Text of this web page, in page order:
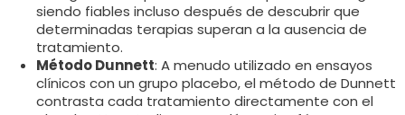
siendo fiables incluso después de descubrir que
determinadas terapias superan a la ausencia de
tratamiento.
Método Dunnett: A menudo utilizado en ensayos
clínicos con un grupo placebo, el método de Dunnett
contrasta cada tratamiento directamente con el